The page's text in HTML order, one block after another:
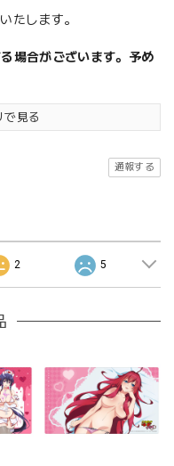
たします。
場合がございます。予め
で見る
通報する
2 5